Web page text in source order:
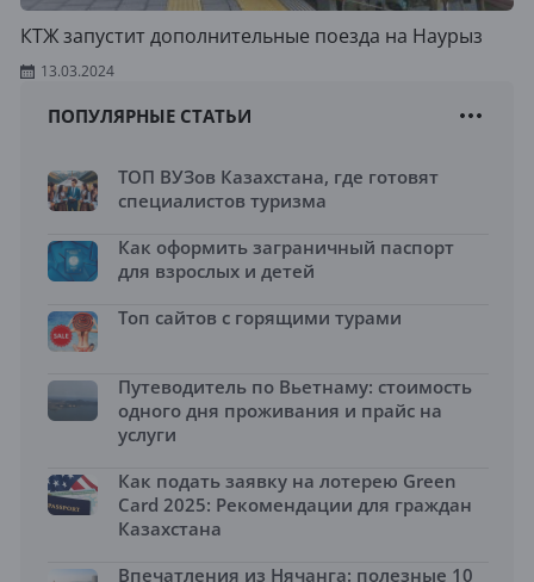
КТЖ запустит дополнительные поезда на Наурыз
13.03.2024
ПОПУЛЯРНЫЕ СТАТЬИ
ТОП ВУЗов Казахстана, где готовят
специалистов туризма
Как оформить заграничный паспорт
для взрослых и детей
Топ сайтов с горящими турами
Путеводитель по Вьетнаму: стоимость
одного дня проживания и прайс на
услуги
Как подать заявку на лотерею Green
Card 2025: Рекомендации для граждан
Казахстана
Впечатления из Нячанга: полезные 10